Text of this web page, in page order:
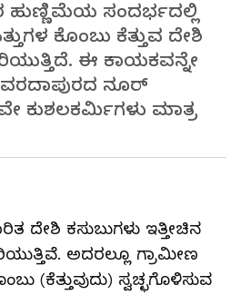
ಹುಣ್ಣಿಮೆಯ ಸಂದರ್ಭದಲ್ಲಿ
ಕೊಂಬು ಕೆತ್ತುವ ದೇಶಿ
ಈ ಕಾಯಕವನ್ನೇ
ವರದಾಪುರದ ನೂರ್‌
ಕುಶಲಕರ್ಮಿಗಳು ಮಾತ್ರ
ದೇಶಿ ಕಸುಬುಗಳು ಇತ್ತೀಚಿನ
ಅದರಲ್ಲೂ ಗ್ರಾಮೀಣ
(ಕೆತ್ತುವುದು) ಸ್ವಚ್ಛಗೊಳಿಸುವ